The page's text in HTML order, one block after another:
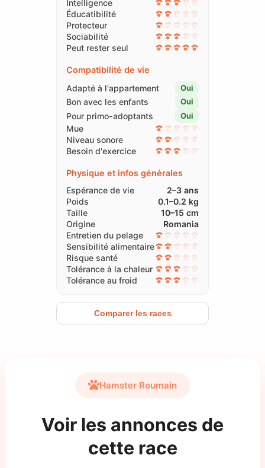
Intelligence
Éducatibilité
Protecteur
Sociabilité
Peut rester seul
Compatibilité de vie
Adapté à l'appartement
Oui
Bon avec les enfants Oui
Pour primo-adoptants Oui
Mue
Niveau sonore
Besoin d'exercice
Physique et infos générales
Espérance de vie
2–3 ans
Poids
0.1–0.2 kg
Taille
10–15 cm
Origine
Romania
Entretien du pelage
Sensibilité alimentaire
Risque santé
Tolérance à la chaleur
Tolérance au froid
Comparer les races
Hamster Roumain
Voir les annonces de
cette race